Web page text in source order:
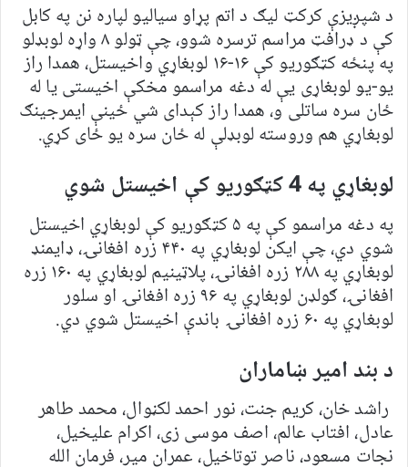
د شپږیزې کرکټ لیګ د اتم پړاو سیالیو لپاره نن په کابل
کې د ډرافټ مراسم ترسره شوو، چې ټولو ۸ واړه لوبډلو
په پنځه کټګوریو کې ۱۶-۱۶ لوبغاړي واخیستل، همدا راز
یو-یو لوبغاړی یې له دغه مراسمو مخکې اخیستی یا له
ځان سره ساتلی و، همدا راز کېدای شي ځینې ایمرجینګ
لوبغاړي هم وروسته لوبډلې له ځان سره یو ځای کړي.
لوبغاړي په 4 کټګوریو کې اخیستل شوي
په دغه مراسمو کې په ۵ کټګوریو کې لوبغاړي اخیستل
شوي دي، چې ایکن لوبغاړي په ۴۴۰ زره افغانۍ، ډایمنډ
لوبغاړي په ۲۸۸ زره افغانۍ، پلاټینیم لوبغاړي په ۱۶۰ زره
افغانۍ، ګولډن لوبغاړي په ۹۶ زره افغانۍ او سلور
لوبغاړي په ۶۰ زره افغانۍ باندې اخیستل شوي دي.
د بند امیر ښاماران
راشد خان، کریم جنت، نور احمد لکڼوال، محمد طاهر
عادل، افتاب عالم، اصف موسی زی، اکرام عليخیل،
نجات مسعود، ناصر توتاخیل، عمران میر، فرمان الله